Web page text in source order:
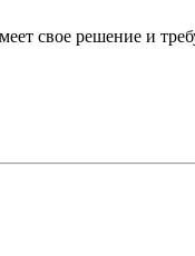
свое решение и